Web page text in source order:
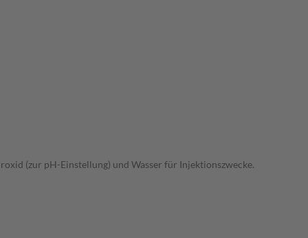
(zur pH-Einstellung) und Wasser für Injektionszwecke.